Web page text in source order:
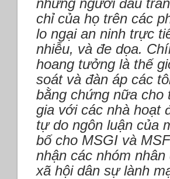
chỉ của họ trên các
lo ngại an ninh trực
nhiễu, và đe dọa.
hoang tưởng là thế
soát và đàn áp các
bằng chứng nữa cho
gia với các nhà hoạt
tự do ngôn luận của
bố cho MSGI và
nhận các nhóm
xã hội dân sự lành